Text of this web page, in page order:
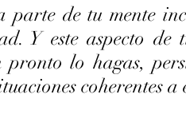
parte de tu mente
Y este aspecto de
pronto lo hagas,
coherentes